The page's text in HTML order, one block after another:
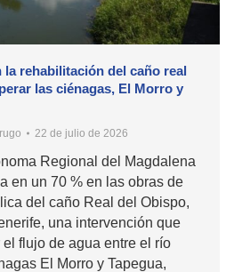
la rehabilitación del caño real
las ciénagas, El Morro y
22 de julio de 2026
Regional del Magdalena
en un 70 % en las obras de
del caño Real del Obispo,
una intervención que
flujo de agua entre el río
El Morro y Tapegua,